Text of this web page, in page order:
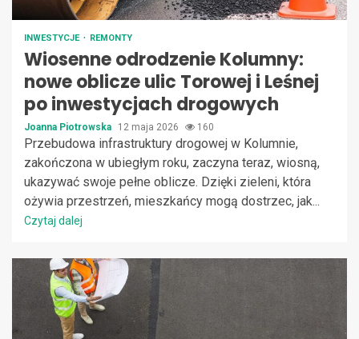
INWESTYCJE REMONTY
Wiosenne odrodzenie Kolumny:
nowe oblicze ulic Torowej i Leśnej
po inwestycjach drogowych
Joanna Piotrowska 12 maja 2026 160
Przebudowa infrastruktury drogowej w Kolumnie,
zakończona w ubiegłym roku, zaczyna teraz, wiosną,
ukazywać swoje pełne oblicze. Dzięki zieleni, która
ożywia przestrzeń, mieszkańcy mogą dostrzec, jak...
Czytaj dalej